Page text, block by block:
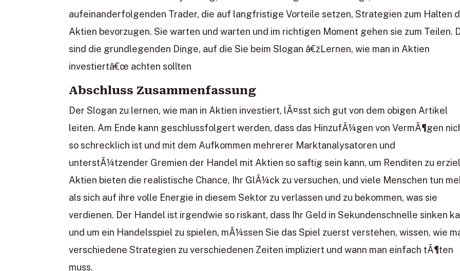
aufeinanderfolgenden Trader, die auf langfristige Vorteile setzen, Strategien zum Halten
Aktien bevorzugen. Sie warten und warten und im richtigen Moment gehen sie zum Teilen.
sind die grundlegenden Dinge, auf die Sie beim Slogan â€žLernen, wie man in Aktien
investiertâ€œ achten sollten
Abschluss Zusammenfassung
Der Slogan zu lernen, wie man in Aktien investiert, lÃ¤sst sich gut von dem obigen Artikel
leiten. Am Ende kann geschlussfolgert werden, dass das HinzufÃ¼gen von VermÃ¶gen
so schrecklich ist und mit dem Aufkommen mehrerer Marktanalysatoren und
unterstÃ¼tzender Gremien der Handel mit Aktien so saftig sein kann, um Renditen zu
Aktien bieten die realistische Chance, Ihr GlÃ¼ck zu versuchen, und viele Menschen tun
als sich auf ihre volle Energie in diesem Sektor zu verlassen und zu bekommen, was sie
verdienen. Der Handel ist irgendwie so riskant, dass Ihr Geld in Sekundenschnelle sinken
und um ein Handelsspiel zu spielen, mÃ¼ssen Sie das Spiel zuerst verstehen, wissen, wie
verschiedene Strategien zu verschiedenen Zeiten impliziert und wann man einfach tÃ¶ten
muss.